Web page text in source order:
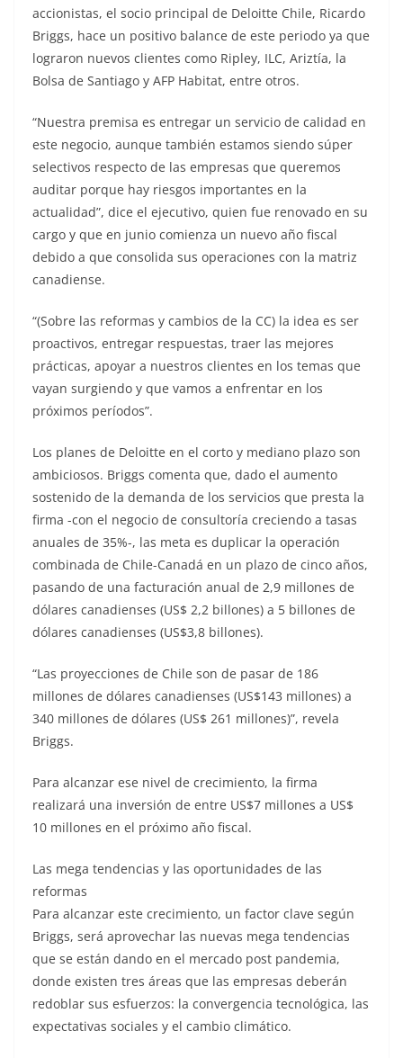
accionistas, el socio principal de Deloitte Chile, Ricardo
Briggs, hace un positivo balance de este periodo ya que
lograron nuevos clientes como Ripley, ILC, Ariztía, la
Bolsa de Santiago y AFP Habitat, entre otros.
“Nuestra premisa es entregar un servicio de calidad en
este negocio, aunque también estamos siendo súper
selectivos respecto de las empresas que queremos
auditar porque hay riesgos importantes en la
actualidad”, dice el ejecutivo, quien fue renovado en su
cargo y que en junio comienza un nuevo año fiscal
debido a que consolida sus operaciones con la matriz
canadiense.
“(Sobre las reformas y cambios de la CC) la idea es ser
proactivos, entregar respuestas, traer las mejores
prácticas, apoyar a nuestros clientes en los temas que
vayan surgiendo y que vamos a enfrentar en los
próximos períodos”.
Los planes de Deloitte en el corto y mediano plazo son
ambiciosos. Briggs comenta que, dado el aumento
sostenido de la demanda de los servicios que presta la
firma -con el negocio de consultoría creciendo a tasas
anuales de 35%-, las meta es duplicar la operación
combinada de Chile-Canadá en un plazo de cinco años,
pasando de una facturación anual de 2,9 millones de
dólares canadienses (US$ 2,2 billones) a 5 billones de
dólares canadienses (US$3,8 billones).
“Las proyecciones de Chile son de pasar de 186
millones de dólares canadienses (US$143 millones) a
340 millones de dólares (US$ 261 millones)”, revela
Briggs.
Para alcanzar ese nivel de crecimiento, la firma
realizará una inversión de entre US$7 millones a US$
10 millones en el próximo año fiscal.
Las mega tendencias y las oportunidades de las
reformas
Para alcanzar este crecimiento, un factor clave según
Briggs, será aprovechar las nuevas mega tendencias
que se están dando en el mercado post pandemia,
donde existen tres áreas que las empresas deberán
redoblar sus esfuerzos: la convergencia tecnológica, las
expectativas sociales y el cambio climático.